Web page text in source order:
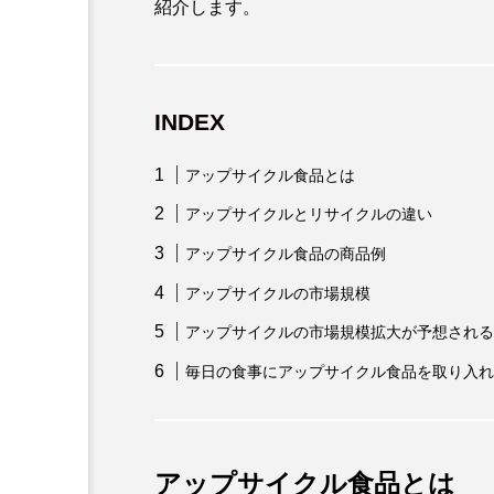
紹介します。
INDEX
アップサイクル食品とは
アップサイクルとリサイクルの違い
アップサイクル食品の商品例
アップサイクルの市場規模
アップサイクルの市場規模拡大が予想され
毎日の食事にアップサイクル食品を取り入れ
アップサイクル食品とは